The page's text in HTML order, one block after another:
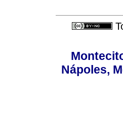
Nápoles,